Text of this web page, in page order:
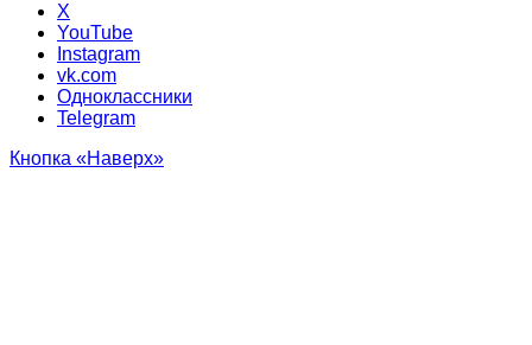
X
YouTube
Instagram
vk.com
Одноклассники
Telegram
Кнопка «Наверх»